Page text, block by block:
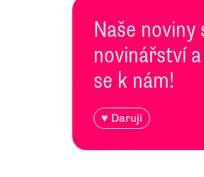
Naše
novinářství
se k nám!
♥ Daruji